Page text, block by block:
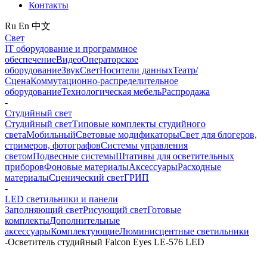
Контакты
Ru En 中文
Свет
IT оборудование и программное
обеспечениеВидеоОператорское
оборудованиеЗвукСветНосители данныхТеатр/
СценаКоммутационно-распределительное
оборудованиеТехнологическая мебельРаспродажа
-
Студийный свет
Студийный светТиповые комплекты студийного
светаМобильныйСветовые модификаторыСвет для блогеров,
стримеров, фотографовСистемы управления
светомПодвесные системыШтативы для осветительных
приборовФоновые материалыАксессуарыРасходные
материалыСценический светГРИП
-
LED светильники и панели
Заполняющий светРисующий светГотовые
комплектыДополнительные
аксессуарыКомплектующиеЛюминисцентные светильники
-Осветитель студийный Falcon Eyes LE-576 LED